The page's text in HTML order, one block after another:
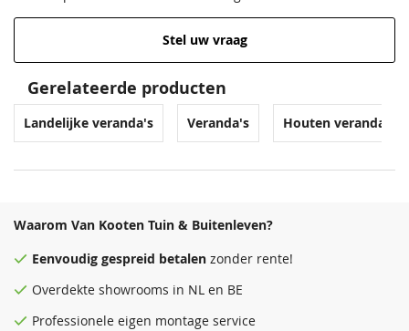
Stel uw vraag
Gerelateerde producten
Landelijke veranda's Veranda's Houten veranda's
Waarom Van Kooten Tuin & Buitenleven?
Eenvoudig gespreid betalen zonder rente!
Overdekte showrooms in NL en BE
Professionele eigen montage service